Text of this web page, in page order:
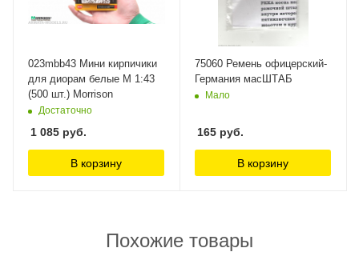
023mbb43 Мини кирпичики
для диорам белые М 1:43
(500 шт.) Morrison
Достаточно
1 085 руб.
В корзину
75060 Ремень офицерский-
Германия масШТАБ
Мало
165 руб.
В корзину
Похожие товары